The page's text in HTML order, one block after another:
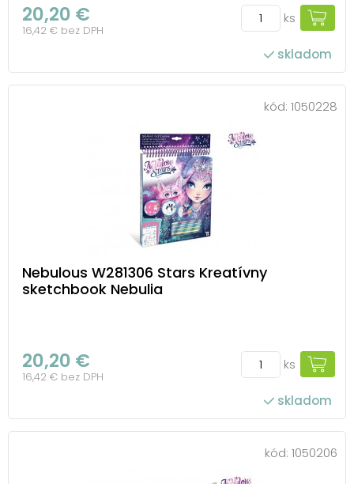
20,20 €
16,42 € bez DPH
ks
skladom
kód: 1050228
Nebulous W281306 Stars Kreatívny
sketchbook Nebulia
20,20 €
16,42 € bez DPH
ks
skladom
kód: 1050206